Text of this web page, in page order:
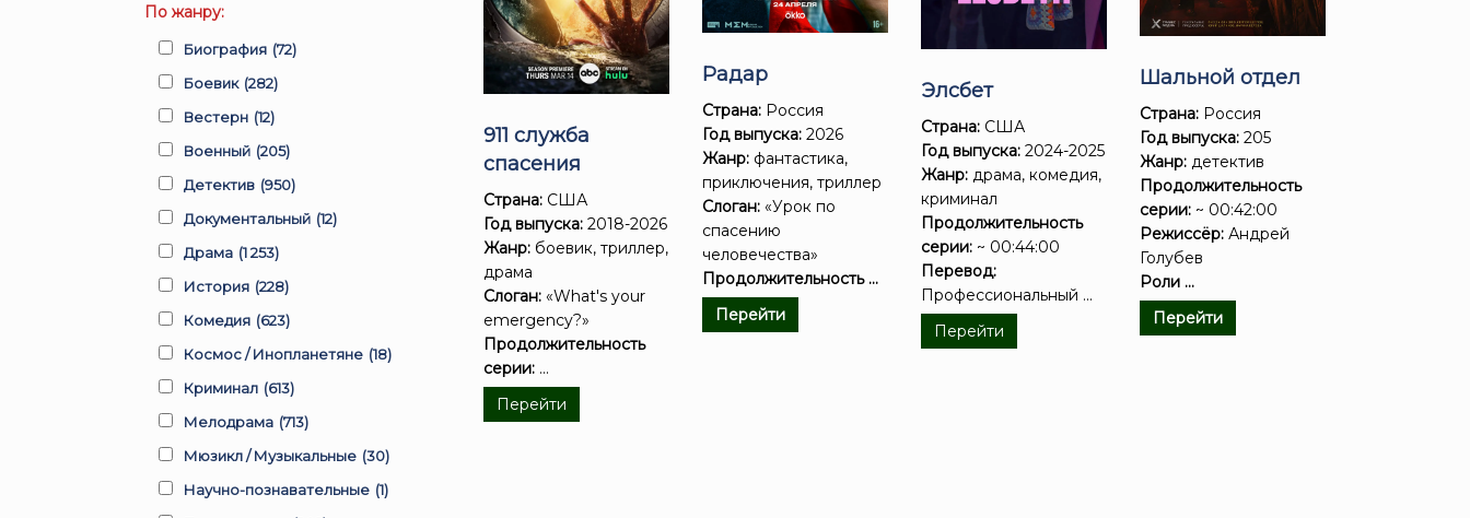
911 служба
спасения
Страна: США
Год выпуска: 2018-2026
Жанр: боевик, триллер,
драма
Слоган: «What's your
emergency?»
Продолжительность
серии: ...
Перейти
Радар
Страна: Россия
Год выпуска: 2026
Жанр: фантастика,
приключения, триллер
Слоган: «Урок по
спасению
человечества»
Продолжительность ...
Перейти
Элсбет
Страна: США
Год выпуска: 2024-2025
Жанр: драма, комедия,
криминал
Продолжительность
серии: ~ 00:44:00
Перевод:
Профессиональный ...
Перейти
Шальной отдел
Страна: Россия
Год выпуска: 205
Жанр: детектив
Продолжительность
серии: ~ 00:42:00
Режиссёр: Андрей
Голубев
Роли ...
Перейти
По жанру:
Биография (72)
Боевик (282)
Вестерн (12)
Военный (205)
Детектив (950)
Документальный (12)
Драма (1 253)
История (228)
Комедия (623)
Космос / Инопланетяне (18)
Криминал (613)
Мелодрама (713)
Мюзикл / Музыкальные (30)
Научно-познавательные (1)